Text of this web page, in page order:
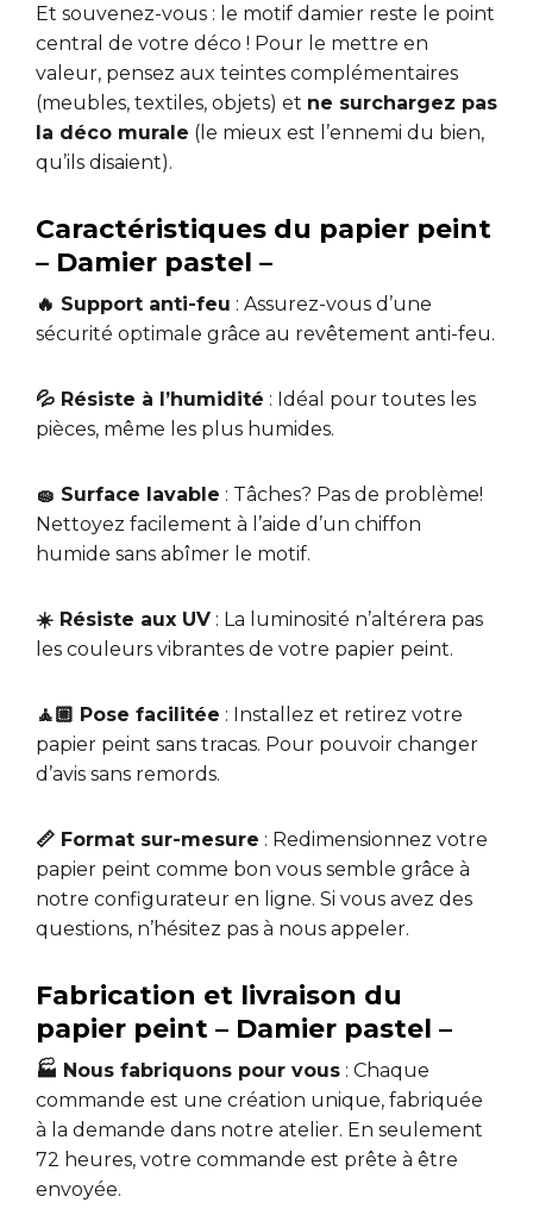
Et souvenez-vous : le motif damier reste le point
central de votre déco ! Pour le mettre en
valeur, pensez aux teintes complémentaires
(meubles, textiles, objets) et ne surchargez pas
la déco murale (le mieux est l’ennemi du bien,
qu’ils disaient).
Caractéristiques du papier peint
– Damier pastel –
🔥 Support anti-feu : Assurez-vous d’une
sécurité optimale grâce au revêtement anti-feu.
💦 Résiste à l’humidité : Idéal pour toutes les
pièces, même les plus humides.
🧽 Surface lavable : Tâches? Pas de problème!
Nettoyez facilement à l’aide d’un chiffon
humide sans abîmer le motif.
☀️ Résiste aux UV : La luminosité n’altérera pas
les couleurs vibrantes de votre papier peint.
🧘🏼 Pose facilitée : Installez et retirez votre
papier peint sans tracas. Pour pouvoir changer
d’avis sans remords.
📏 Format sur-mesure : Redimensionnez votre
papier peint comme bon vous semble grâce à
notre configurateur en ligne. Si vous avez des
questions, n’hésitez pas à nous appeler.
Fabrication et livraison du
papier peint – Damier pastel –
🏭 Nous fabriquons pour vous : Chaque
commande est une création unique, fabriquée
à la demande dans notre atelier. En seulement
72 heures, votre commande est prête à être
envoyée.